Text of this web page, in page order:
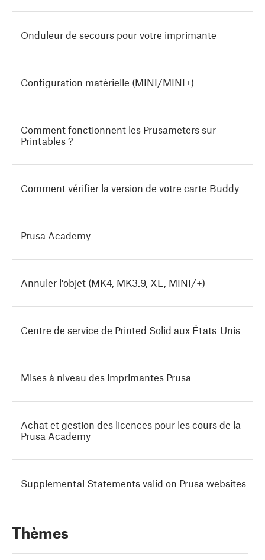
Onduleur de secours pour votre imprimante
Configuration matérielle (MINI/MINI+)
Comment fonctionnent les Prusameters sur
Printables ?
Comment vérifier la version de votre carte Buddy
Prusa Academy
Annuler l'objet (MK4, MK3.9, XL, MINI/+)
Centre de service de Printed Solid aux États-Unis
Mises à niveau des imprimantes Prusa
Achat et gestion des licences pour les cours de la
Prusa Academy
Supplemental Statements valid on Prusa websites
Thèmes